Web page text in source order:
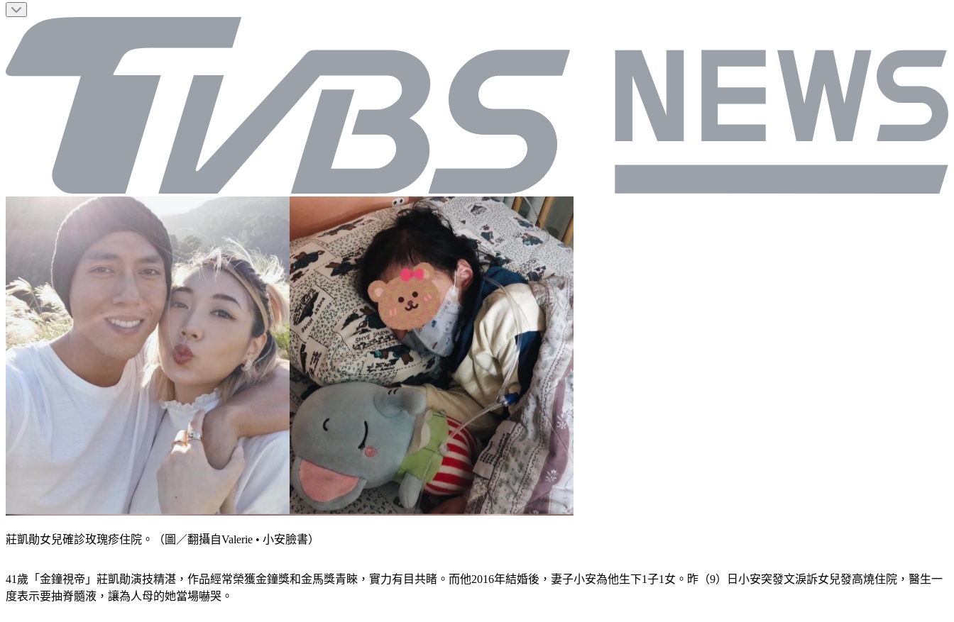
莊凱勛女兒確診玫瑰疹住院。（圖／翻攝自Valerie • 小安臉書）
41歲「金鐘視帝」莊凱勛演技精湛，作品經常榮獲金鐘獎和金馬獎青睞，實力有目共睹。而他2016年結婚後，妻子小安為他生下1子1女。昨（9）日小安突發文淚訴女兒發高燒住院，醫生一
度表示要抽脊髓液，讓為人母的她當場嚇哭。